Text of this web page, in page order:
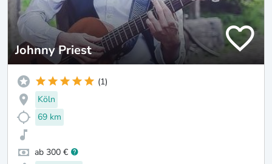
Johnny Priest
(1)
Köln
69 km
ab 300 €